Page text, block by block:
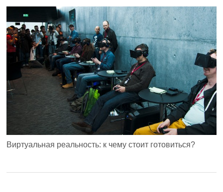
Виртуальная реальность: к чему стоит готовиться?